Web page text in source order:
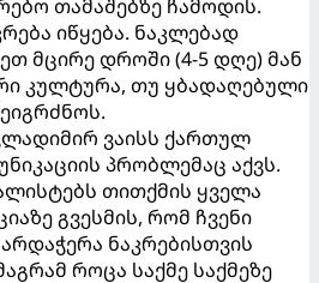
თამაშებზე ჩამოდის.
იწყება. ნაკლებად
მცირე დროში (4-5 დღე) მან
კულტურა, თუ ყბადაღებული
ვაისს ქართულ
პრობლემაც აქვს.
თითქმის ყველა
გვესმის, რომ ჩვენი
ნაკრებისთვის
როცა საქმე საქმეზე